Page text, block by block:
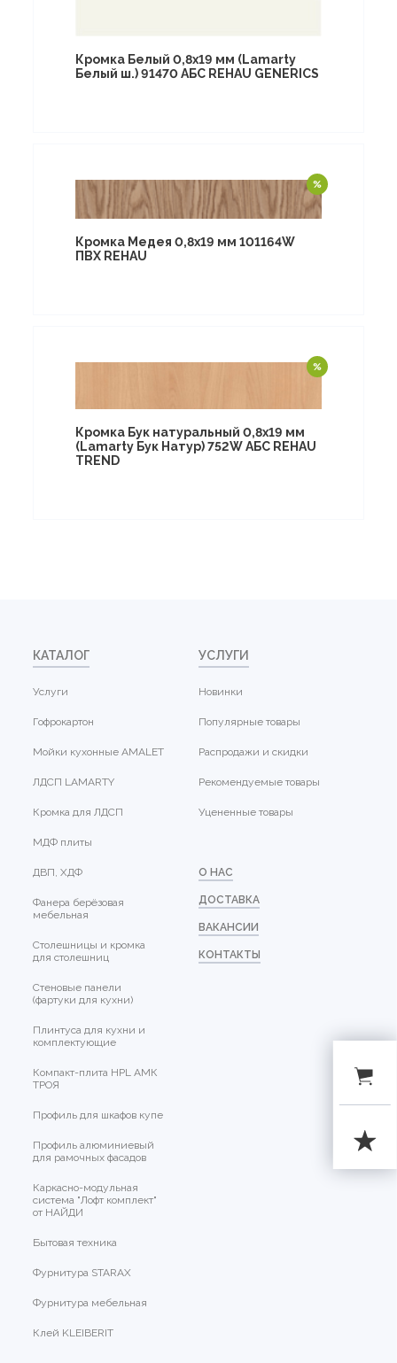
Кромка Белый 0,8х19 мм (Lamarty
Белый ш.) 91470 АБС REHAU GENERICS
Кромка Медея 0,8х19 мм 101164W
ПВХ REHAU
Кромка Бук натуральный 0,8х19 мм
(Lamarty Бук Натур) 752W АБС REHAU
TREND
КАТАЛОГ
Услуги
Гофрокартон
Мойки кухонные AMALET
ЛДСП LAMARTY
Кромка для ЛДСП
МДФ плиты
ДВП, ХДФ
Фанера берёзовая
мебельная
Столешницы и кромка
для столешниц
Стеновые панели
(фартуки для кухни)
Плинтуса для кухни и
комплектующие
Компакт-плита HPL АМК
ТРОЯ
Профиль для шкафов купе
Профиль алюминиевый
для рамочных фасадов
Каркасно-модульная
система "Лофт комплект"
от НАЙДИ
Бытовая техника
Фурнитура STARAX
Фурнитура мебельная
Клей KLEIBERIT
УСЛУГИ
Новинки
Популярные товары
Распродажи и скидки
Рекомендуемые товары
Уцененные товары
О НАС
ДОСТАВКА
ВАКАНСИИ
КОНТАКТЫ